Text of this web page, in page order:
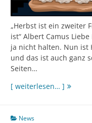
„Herbst ist ein zweiter
ist“ Albert Camus
ja nicht halten. Nun ist
und das ist auch ganz
Seiten…
[ weiterlesen… ]
News